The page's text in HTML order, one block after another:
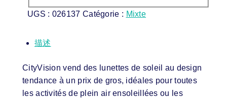
UGS : 026137 Catégorie : Mixte
描述
CityVision vend des lunettes de soleil au design
tendance à un prix de gros, idéales pour toutes
les activités de plein air ensoleillées ou les